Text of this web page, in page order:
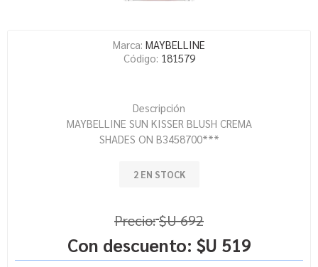
Marca: MAYBELLINE
Código: 181579
Descripción
MAYBELLINE SUN KISSER BLUSH CREMA
SHADES ON B3458700***
2 EN STOCK
Precio:$U 692
Con descuento: $U 519